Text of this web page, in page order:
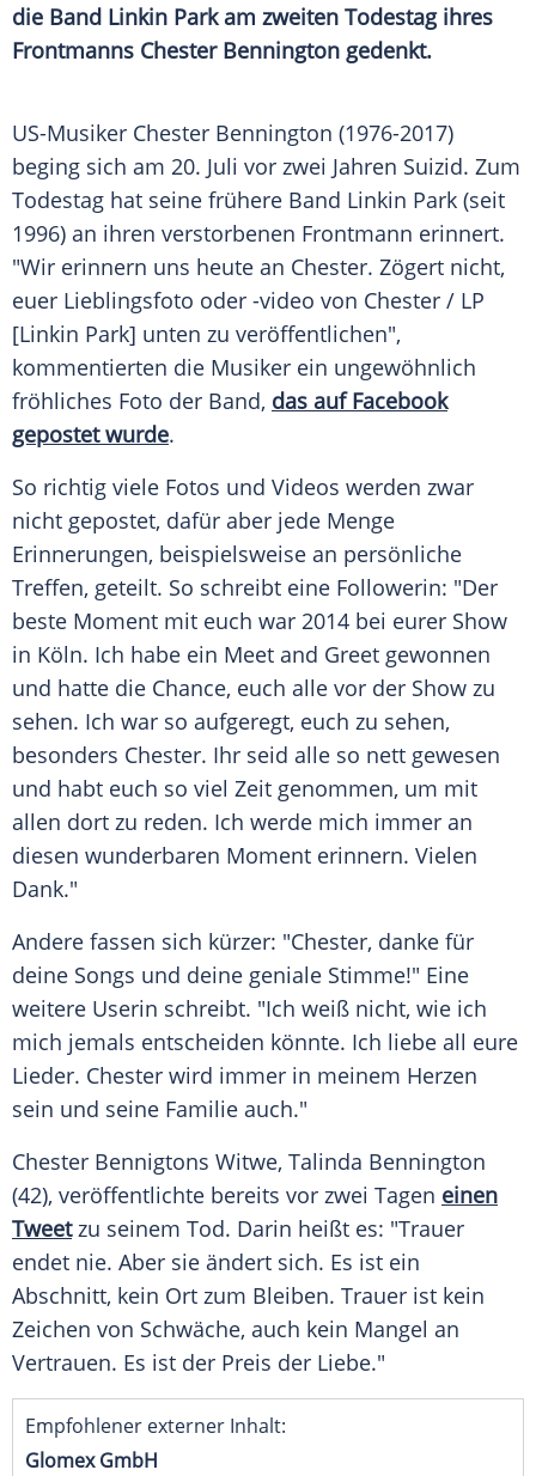
die Band Linkin Parkam zweiten Todestag ihres
Frontmanns Chester Bennington gedenkt.
US-Musiker Chester Bennington (1976-2017)
beging sich am 20. Juli vor zwei Jahren Suizid. Zum
Todestag hat seine frühere Band Linkin Park (seit
1996) an ihren verstorbenen Frontmann erinnert.
"Wir erinnern uns heute an Chester. Zögert nicht,
euer Lieblingsfoto oder -video von Chester / LP
[Linkin Park] unten zu veröffentlichen",
kommentierten die Musiker ein ungewöhnlich
fröhliches Foto der Band, das auf Facebook
gepostet wurde.
So richtig viele Fotos und Videos werden zwar
nicht gepostet, dafür aber jede Menge
Erinnerungen, beispielsweise an persönliche
Treffen, geteilt. So schreibt eine Followerin: "Der
beste Moment mit euch war 2014 bei eurer Show
in Köln. Ich habe ein Meet and Greet gewonnen
und hatte die Chance, euch alle vor der Show zu
sehen. Ich war so aufgeregt, euch zu sehen,
besonders Chester. Ihr seid alle so nett gewesen
und habt euch so viel Zeit genommen, um mit
allen dort zu reden. Ich werde mich immer an
diesen wunderbaren Moment erinnern. Vielen
Dank."
Andere fassen sich kürzer: "Chester, danke für
deine Songs und deine geniale Stimme!" Eine
weitere Userin schreibt. "Ich weiß nicht, wie ich
mich jemals entscheiden könnte. Ich liebe all eure
Lieder. Chester wird immer in meinem Herzen
sein und seine Familie auch."
Chester Bennigtons Witwe, Talinda Bennington
(42), veröffentlichte bereits vor zwei Tagen einen
Tweetzu seinem Tod. Darin heißt es: "Trauer
endet nie. Aber sie ändert sich. Es ist ein
Abschnitt, kein Ort zum Bleiben. Trauer ist kein
Zeichen von Schwäche, auch kein Mangel an
Vertrauen. Es ist der Preis der Liebe."
Empfohlener externer Inhalt:
Glomex GmbH